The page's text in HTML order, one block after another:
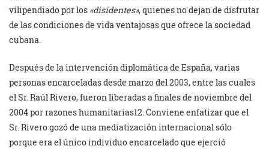
vilipendiado por los «disidentes», quienes no dejan de disfrutar
de las condiciones de vida ventajosas que ofrece la sociedad
cubana.
Después de la intervención diplomática de España, varias
personas encarceladas desde marzo del 2003, entre las cuales
el Sr. Raúl Rivero, fueron liberadas a finales de noviembre del
2004 por razones humanitarias12. Conviene enfatizar que el
Sr. Rivero gozó de una mediatización internacional sólo
porque era el único individuo encarcelado que ejerció